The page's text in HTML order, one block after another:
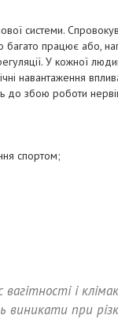
системи.
багато працює або,
У кожної
навантаження
до збою роботи
спортом;
і
при